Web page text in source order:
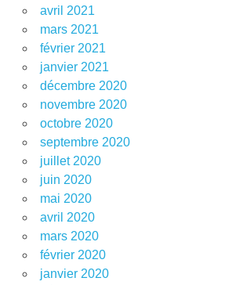
avril 2021
mars 2021
février 2021
janvier 2021
décembre 2020
novembre 2020
octobre 2020
septembre 2020
juillet 2020
juin 2020
mai 2020
avril 2020
mars 2020
février 2020
janvier 2020